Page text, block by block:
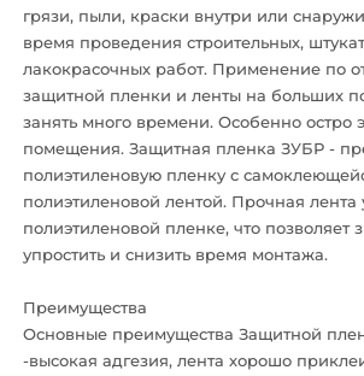
грязи, пыли, краски внутри или
время проведения строительных,
лакокрасочных работ. Применение по
защитной пленки и ленты на больших
занять много времени. Особенно остро
помещения. Защитная пленка ЗУБР -
полиэтиленовую пленку с
полиэтиленовой лентой. Прочная
полиэтиленовой пленке, что позволяет
упростить и снизить время монтажа.
Преимущества
Основные преимущества Защитной
-высокая адгезия, лента хорошо